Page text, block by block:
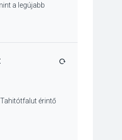
a
2026 AUG 05
a legújabb
érintő